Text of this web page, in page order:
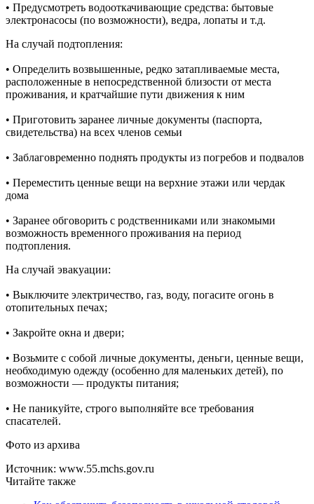
• Предусмотреть водооткачивающие средства: бытовые
электронасосы (по возможности), ведра, лопаты и т.д.
На случай подтопления:
• Определить возвышенные, редко затапливаемые места,
расположенные в непосредственной близости от места
проживания, и кратчайшие пути движения к ним
• Приготовить заранее личные документы (паспорта,
свидетельства) на всех членов семьи
• Заблаговременно поднять продукты из погребов и подвалов
• Переместить ценные вещи на верхние этажи или чердак
дома
• Заранее обговорить с родственниками или знакомыми
возможность временного проживания на период
подтопления.
На случай эвакуации:
• Выключите электричество, газ, воду, погасите огонь в
отопительных печах;
• Закройте окна и двери;
• Возьмите с собой личные документы, деньги, ценные вещи,
необходимую одежду (особенно для маленьких детей), по
возможности — продукты питания;
• Не паникуйте, строго выполняйте все требования
спасателей.
Фото из архива
Источник: www.55.mchs.gov.ru
Читайте также